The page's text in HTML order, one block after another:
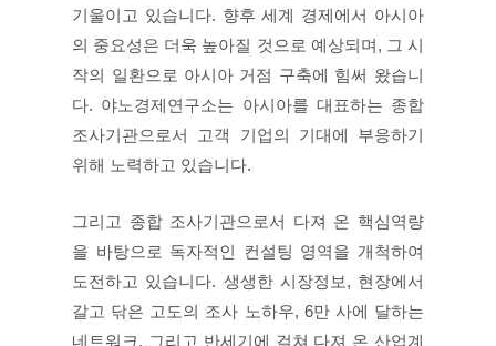
기울이고 있습니다. 향후 세계 경제에서 아시아
의 중요성은 더욱 높아질 것으로 예상되며, 그 시
작의 일환으로 아시아 거점 구축에 힘써 왔습니
다. 야노경제연구소는 아시아를 대표하는 종합
조사기관으로서 고객 기업의 기대에 부응하기
위해 노력하고 있습니다.
그리고 종합 조사기관으로서 다져 온 핵심역량
을 바탕으로 독자적인 컨설팅 영역을 개척하여
도전하고 있습니다. 생생한 시장정보, 현장에서
갈고 닦은 고도의 조사 노하우, 6만 사에 달하는
네트워크, 그리고 반세기에 걸쳐 다져 온 산업계